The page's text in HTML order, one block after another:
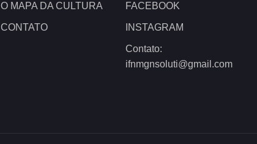
O MAPA DA CULTURA
CONTATO
FACEBOOK
INSTAGRAM
Contato:
ifnmgnsoluti@gmail.com